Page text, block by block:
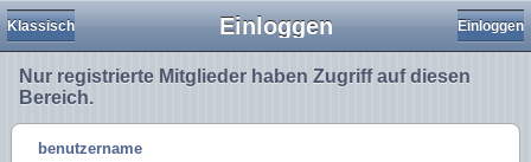
Einloggen
Klassisch Einloggen
Nur registrierte Mitglieder haben Zugriff auf diesen
Bereich.
benutzername